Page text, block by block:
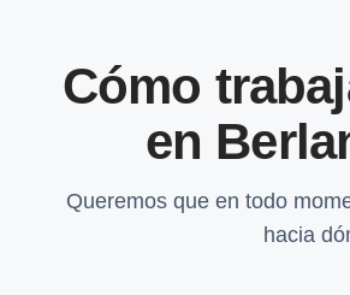
Cómo
en
Queremos que en todo
hacia